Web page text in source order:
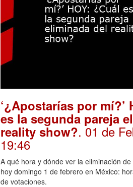
‘¿Apostarías por mí?’
es la segunda pareja
reality show?. 01 de
19:46
A qué hora y dónde ver la eliminación
hoy domingo 1 de febrero en México:
de votaciones.